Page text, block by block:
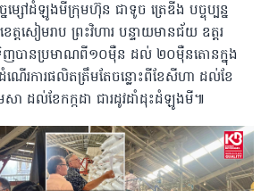
ៃម្សៅដំឡូងមីក្រុមហ៊ុន ជាទូច ត្រេឌីង បច្ចុប្បន្ន
ៀមរាប ព្រះវិហារ បន្ទាយមានជ័យ ឧត្តរ
ទិញបានប្រមាណពី១០ម៉ឺន ដល់ ២០ម៉ឺនតោនក្នុង
ណើរការផលិតត្រឹមតែចន្លោះពីខែសីហា ដល់ខែ
ា ដល់ខែកក្កដា ជារដូវដាំដុះដំឡូងមី៕